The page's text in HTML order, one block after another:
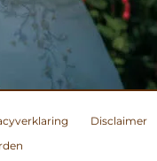
Disclaimer